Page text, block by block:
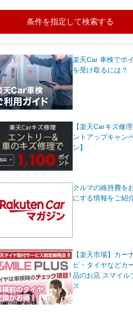
条件を指定して検索する
楽天Car 車検でポ
を受け取るには？
【楽天Carキズ修
ントアップキャン
ン】
クルマの維持費を
にする情報をご紹
【楽天市場】カー
ビ・タイヤなどカ
品のお店 スマイル
ス